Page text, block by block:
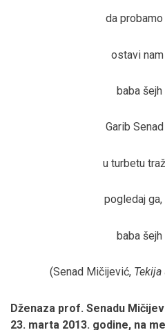
da
ostavi
baba šejh
Garib
u turbetu
pogledaj
baba šejh
(Senad Mičijević,
Dženaza prof. Senadu
23. marta 2013. godine, na